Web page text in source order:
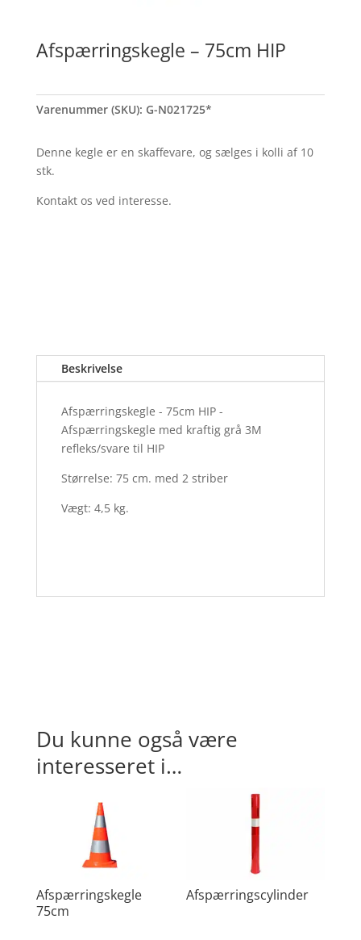
Afspærringskegle – 75cm HIP
Varenummer (SKU): G-N021725*
Denne kegle er en skaffevare, og sælges i kolli af 10
stk.
Kontakt os ved interesse.
Beskrivelse
Afspærringskegle - 75cm HIP -
Afspærringskegle med kraftig grå 3M
refleks/svare til HIP
Størrelse: 75 cm. med 2 striber
Vægt: 4,5 kg.
Du kunne også være
interesseret i…
Afspærringskegle
75cm
Afspærringscylinder